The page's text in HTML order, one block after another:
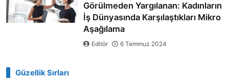
Görülmeden Yargılanan: Kadınların
İş Dünyasında Karşılaştıkları Mikro
Aşağılama
Editör 6 Temmuz 2024
Güzellik Sırları